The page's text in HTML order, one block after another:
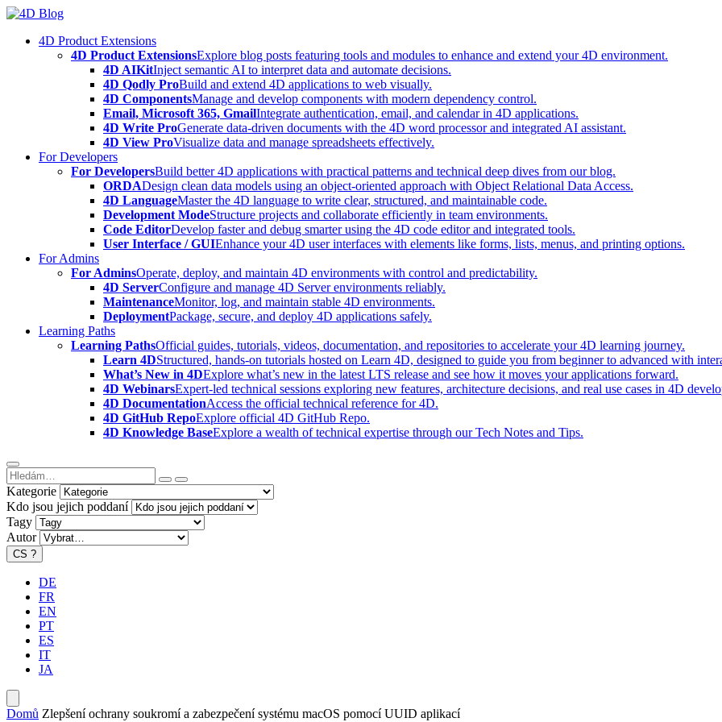
Skip
content4D Product Extensions
4D Product ExtensionsExplore blog posts featuring tools and modules to enhance and extend your 4D environment.
4D AIKitInject semantic AI to interpret data and automate decisions.
4D Qodly ProBuild and extend 4D applications to web visually.
4D ComponentsManage and develop components with modern dependency control.
Email, Microsoft 365, GmailIntegrate authentication, email, and calendar in 4D applications.
4D Write ProGenerate data-driven documents with the 4D word processor and integrated AI assistant.
4D View ProVisualize data and manage spreadsheets effectively.
For Developers
For DevelopersBuild better 4D applications with practical patterns and technical deep dives from our blog.
ORDADesign clean data models using an object-oriented approach with Object Relational Data Access.
4D LanguageMaster the 4D language to write clear, structured, and maintainable code.
Development ModeStructure projects and collaborate efficiently in team environments.
Code EditorDevelop faster and debug smarter using the 4D code editor and integrated tools.
User Interface / GUIEnhance your 4D user interfaces with elements like forms, lists, menus, and printing options.
For Admins
For AdminsOperate, deploy, and maintain 4D environments with control and predictability.
4D ServerConfigure and manage 4D Server environments reliably.
MaintenanceMonitor, log, and maintain stable 4D environments.
DeploymentPackage, secure, and deploy 4D applications safely.
Learning Paths
Learning PathsOfficial guides, tutorials, videos, documentation, and repositories to accelerate your 4D learning journey.
Learn 4DStructured, hands-on tutorials hosted on Learn 4D, designed to guide you from beginner to advanced with
What’s New in 4DExplore what’s new in the latest LTS release and see how it moves your applications forward.
4D WebinarsExpert-led technical sessions exploring new features, architecture decisions, and real use cases in 4D
4D DocumentationAccess the official technical reference for 4D.
4D GitHub RepoExplore official 4D GitHub Repo.
4D Knowledge BaseExplore a wealth of technical expertise through our Tech Notes and Tips.
Kategorie
Kdo jsou jejich poddaní
Tagy
Autor
CS ?
DE
FR
EN
PT
ES
IT
JA
Domů Zlepšení ochrany soukromí a zabezpečení systému macOS pomocí UUID aplikací